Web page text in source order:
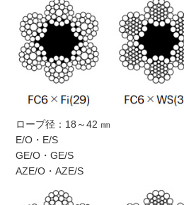
ロープ径：18～42 ㎜
E/O・E/S
GE/O・GE/S
AZE/O・AZE/S